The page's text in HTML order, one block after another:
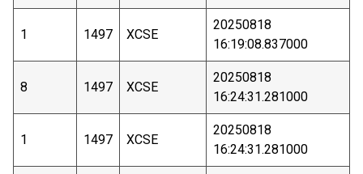
1 1497 XCSE
20250818
16:19:08.837000
8 1497 XCSE
20250818
16:24:31.281000
1 1497 XCSE
20250818
16:24:31.281000